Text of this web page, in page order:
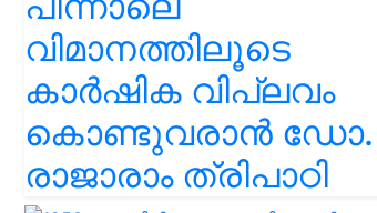
വിമാനത്തിലൂടെ
കാർഷിക വിപ്ലവം
കൊണ്ടുവരാൻ ഡോ.
രാജാരാം ത്രിപാഠി